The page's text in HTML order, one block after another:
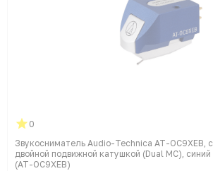
0
Звукосниматель Audio-Technica AT-OC9XEB, с
двойной подвижной катушкой (Dual MC), синий
(AT-OC9XEB)